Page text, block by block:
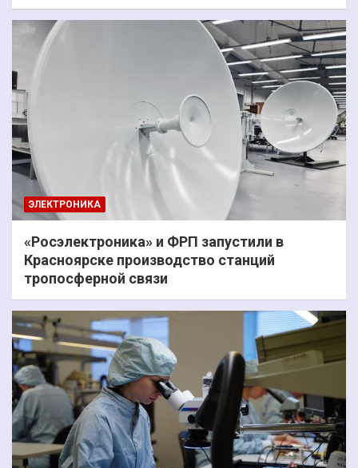
ЭЛЕКТРОНИКА
«Росэлектроника» и ФРП запустили в
Красноярске производство станций
тропосферной связи